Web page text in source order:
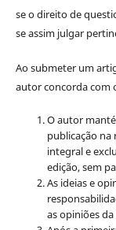
se o direito de
se assim julgar
Ao submeter um
autor concorda com
O autor
publicação na
integral e
edição, sem
As ideias e
as opiniões